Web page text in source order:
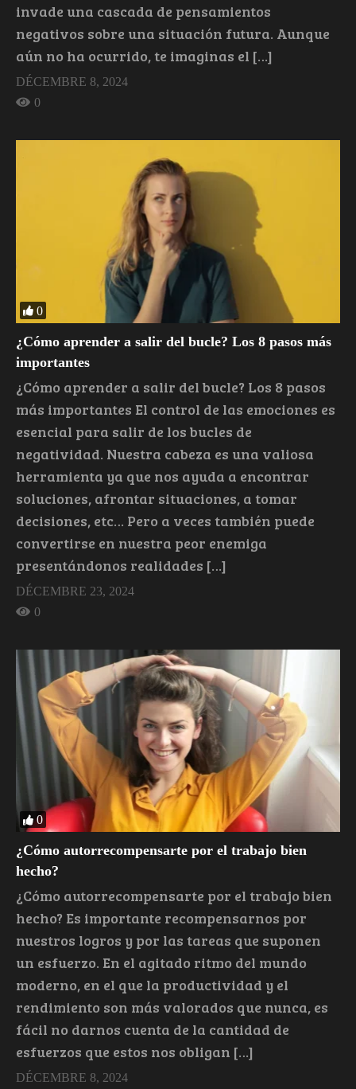
invade una cascada de pensamientos
negativos sobre una situación futura. Aunque
aún no ha ocurrido, te imaginas el […]
DÉCEMBRE 8, 2024
0
0
¿Cómo aprender a salir del bucle? Los 8 pasos más
importantes
¿Cómo aprender a salir del bucle? Los 8 pasos
más importantes El control de las emociones es
esencial para salir de los bucles de
negatividad. Nuestra cabeza es una valiosa
herramienta ya que nos ayuda a encontrar
soluciones, afrontar situaciones, a tomar
decisiones, etc… Pero a veces también puede
convertirse en nuestra peor enemiga
presentándonos realidades […]
DÉCEMBRE 23, 2024
0
0
¿Cómo autorrecompensarte por el trabajo bien
hecho?
¿Cómo autorrecompensarte por el trabajo bien
hecho? Es importante recompensarnos por
nuestros logros y por las tareas que suponen
un esfuerzo. En el agitado ritmo del mundo
moderno, en el que la productividad y el
rendimiento son más valorados que nunca, es
fácil no darnos cuenta de la cantidad de
esfuerzos que estos nos obligan […]
DÉCEMBRE 8, 2024